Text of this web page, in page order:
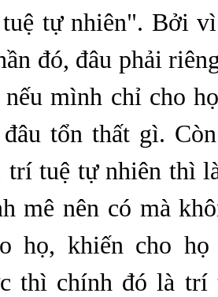
tự nhiên". Bởi
đó, đâu phải
mình chỉ cho
tổn thất gì.
tuệ tự nhiên thì
mê nên có mà
họ, khiến cho họ
thì chính đó là trí